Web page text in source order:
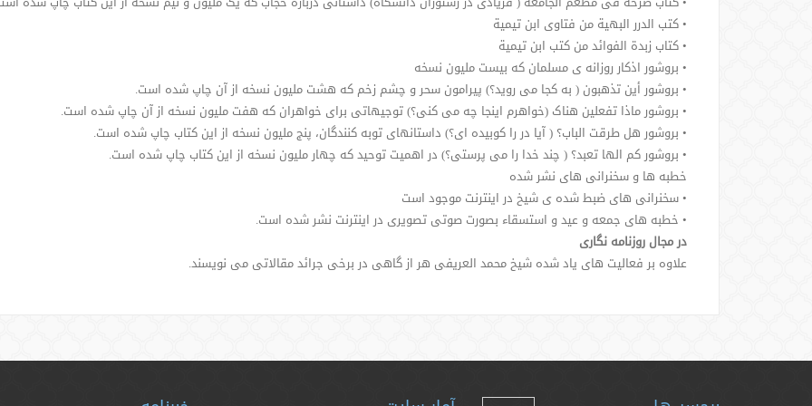
• کتب الدرر البهیة من فتاوی ابن تیمیة
• کتاب زبدة الفوائد من کتب ابن تیمیة
• بروشور اذکار روزانه ی مسلمان که بیست ملیون نسخه
• بروشور أین تذهبون ( به کجا می روید؟) پیرامون سحر و چشم زخم که هشت ملیون نسخه از آن چاپ شده است.
• بروشور ماذا تفعلین هناک (خواهرم اینجا چه می کنی؟) توجیهاتی برای خواهران که هفت ملیون نسخه از آن چاپ شده است.
• بروشور هل طرقت الباب؟ ( آیا در را کوبیده ای؟) داستانهای توبه کنندگان، پنج ملیون نسخه از این کتاب چاپ شده است.
• بروشور کم الها تعبد؟ ( چند خدا را می پرستی؟) در اهمیت توحید که چهار ملیون نسخه از این کتاب چاپ شده است.
خطبه ها و سخنرانی های نشر شده
• سخنرانی های ضبط شده ی شیخ در اینترنت موجود است
• خطبه های جمعه و عید و استسقاء بصورت صوتی تصویری در اینترنت نشر شده است.
در مجال روزنامه نگاری
علاوه بر فعالیت های یاد شده شیخ محمد العریفی هر از گاهی در برخی جرائد مقالاتی می نویسند.